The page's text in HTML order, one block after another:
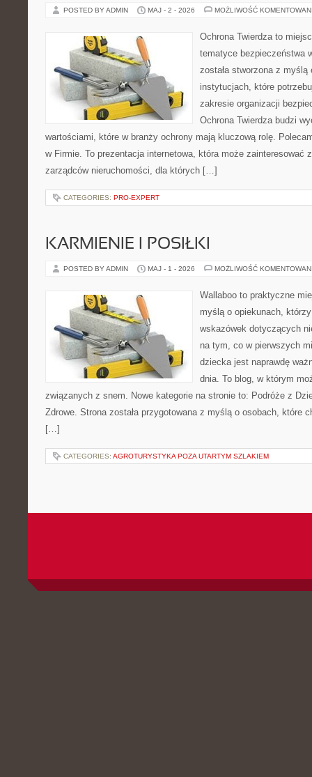
POSTED BY ADMIN MAJ - 2 - 2026 MOŻLIWOŚĆ
Ochrona Twierdza to
tematyce bezpieczeństwa
została stworzona z
instytucjach, które
zakresie organizacji
Ochrona Twierdza budzi
wartościami, które w branży ochrony mają kluczową rolę.
w Firmie. To prezentacja internetowa, która może zainteresować
zarządców nieruchomości, dla których […]
CATEGORIES: PRO-EXPERT
KARMIENIE I POSIŁKI
POSTED BY ADMIN MAJ - 1 - 2026 MOŻLIWOŚĆ
Wallaboo to praktyczne
myślą o opiekunach,
wskazówek dotyczących
na tym, co w pierwszych
dziecka jest naprawdę
dnia. To blog, w którym
związanych z snem. Nowe kategorie na stronie to: Podróże z
Zdrowe. Strona została przygotowana z myślą o osobach, które
[…]
CATEGORIES: AGROTURYSTYKA POZA UTARTYM SZLAKIEM